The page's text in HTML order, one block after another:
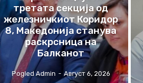
третата секција од
железничкиот Коридор
8, Македонија станува
раскрсница на
Балканот
Pogled Admin - Август 6, 2026